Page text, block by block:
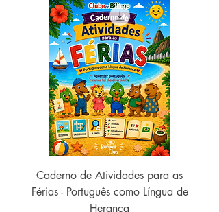
Caderno de Atividades para as
Férias - Português como Língua de
Herança